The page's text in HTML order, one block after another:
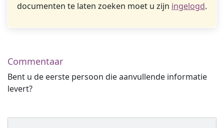
documenten te laten zoeken moet u zijn ingelogd.
Commentaar
Bent u de eerste persoon die aanvullende informatie
levert?